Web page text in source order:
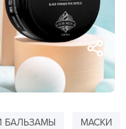
БАЛЬЗАМЫ МАСКИ